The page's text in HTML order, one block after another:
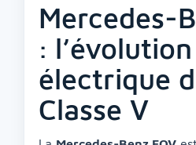
Mercedes-
:
électrique
Classe V